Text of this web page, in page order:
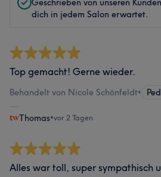
Geschrieben von unseren
dich in jedem Salon erwartet.
Top gemacht! Gerne wieder.
Behandelt von Nicole Schönfeldt•
Thomas•vor 2 Tagen
Alles war toll, super sympathisch